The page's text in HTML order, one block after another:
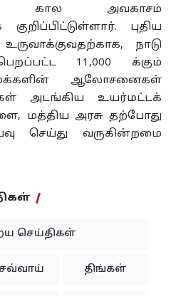
கால அவகாசம்
புதிய
நாடு
பெறப்பட்ட 11,000 க்கும்
ஆலோசனைகள்
அடங்கிய உயர்மட்டக்
மத்திய அரசு தற்போது
செய்து வருகின்றமை
செய்திகள்
திங்கள்